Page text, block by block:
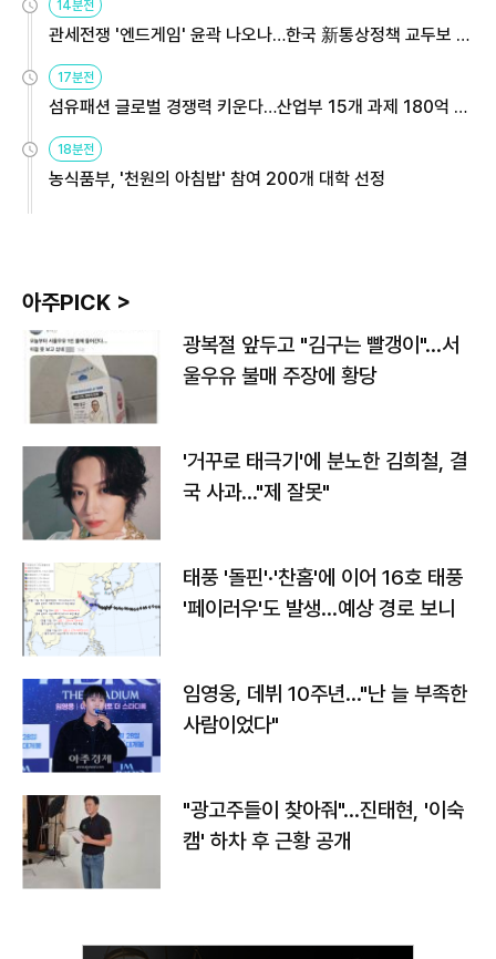
14분전
관세전쟁 '엔드게임' 윤곽 나오나…한국 新통상정책 교두보 활
용해야
17분전
섬유패션 글로벌 경쟁력 키운다…산업부 15개 과제 180억 지
원
18분전
농식품부, '천원의 아침밥' 참여 200개 대학 선정
아주PICK >
광복절 앞두고 "김구는 빨갱이"…서
울우유 불매 주장에 황당
'거꾸로 태극기'에 분노한 김희철, 결
국 사과…"제 잘못"
태풍 '돌핀'·'찬홈'에 이어 16호 태풍
'페이러우'도 발생…예상 경로 보니
임영웅, 데뷔 10주년…"난 늘 부족한
사람이었다"
"광고주들이 찾아줘"…진태현, '이숙
캠' 하차 후 근황 공개